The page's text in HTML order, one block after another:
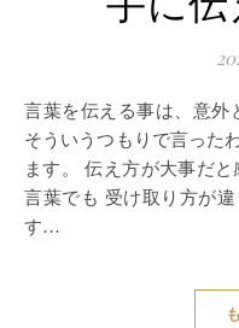
言葉を伝える事は、意外と難しいと感じます。 自分では、
そういうつもりで言った
ます。 伝え方が大事だ
言葉でも 受け取り方が
す…